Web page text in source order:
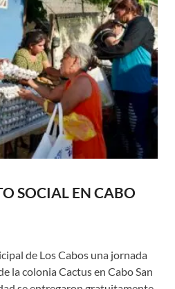
SOCIAL EN CABO
de Los Cabos una jornada
la colonia Cactus en Cabo San